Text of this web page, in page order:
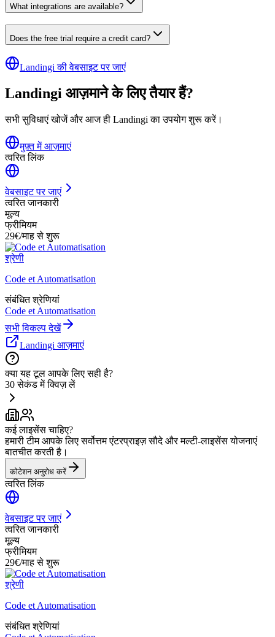
What integrations are available?
Does the free trial require a credit card?
Landingi की वेबसाइट पर जाएं
Landingi आज़माने के लिए तैयार हैं?
सभी सुविधाएं खोजें और आज ही Landingi का उपयोग शुरू करें।
मुफ़्त में आज़माएं
त्वरित लिंक
वेबसाइट पर जाएं
त्वरित जानकारी
मूल्य
फ्रीमियम
29€/माह से शुरू
श्रेणी
Code et Automatisation
संबंधित श्रेणियां
Code et Automatisation
सभी विकल्प देखें
Landingi आज़माएं
क्या यह टूल आपके लिए सही है?
30 सेकंड में क्विज़ लें
कई लाइसेंस चाहिए?
हमारी टीम आपके लिए सर्वोत्तम एंटरप्राइज़ सौदे और मल्टी-लाइसेंस योजनाएं
बातचीत करती है।
कोटेशन अनुरोध करें
त्वरित लिंक
वेबसाइट पर जाएं
त्वरित जानकारी
मूल्य
फ्रीमियम
29€/माह से शुरू
श्रेणी
Code et Automatisation
संबंधित श्रेणियां